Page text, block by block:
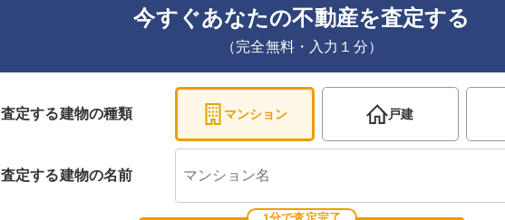
今すぐあなたの不動産を査定する
（完全無料・入力１分）
査定する建物の種類 マンション 戸建
査定する建物の名前